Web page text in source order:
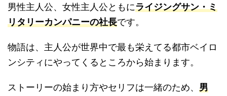
男性主人公、女性主人公ともにライジングサン・ミ
リタリーカンパニーの社長です。
物語は、主人公が世界中で最も栄えてる都市ベイロ
ンシティにやってくるところから始まります。
ストーリーの始まり方やセリフは一緒のため、 男